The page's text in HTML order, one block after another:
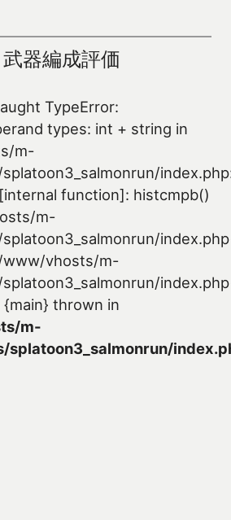
器編成評価
TypeError:
types: int + string in
m-
function]: histcmpb()
m-
vhosts/m-
thrown in
m-
splatoon3_salmonrun/